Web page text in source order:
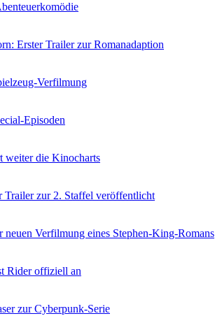
Erster Trailer zur Romanadaption
Verfilmung
Episoden
weiter die Kinocharts
zur 2. Staffel veröffentlicht
neuen Verfilmung eines Stephen-King-Romans
Rider offiziell an
zur Cyberpunk-Serie